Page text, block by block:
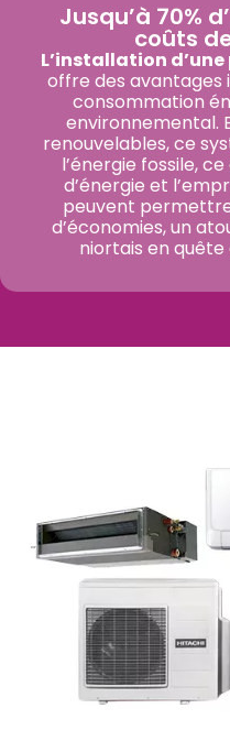
Jusqu’à 70%
coûts
L’installation
offre des
consommation
environnemental.
renouvelables, ce
l’énergie fossile,
d’énergie et
peuvent permettre
d’économies, un
niortais en quête